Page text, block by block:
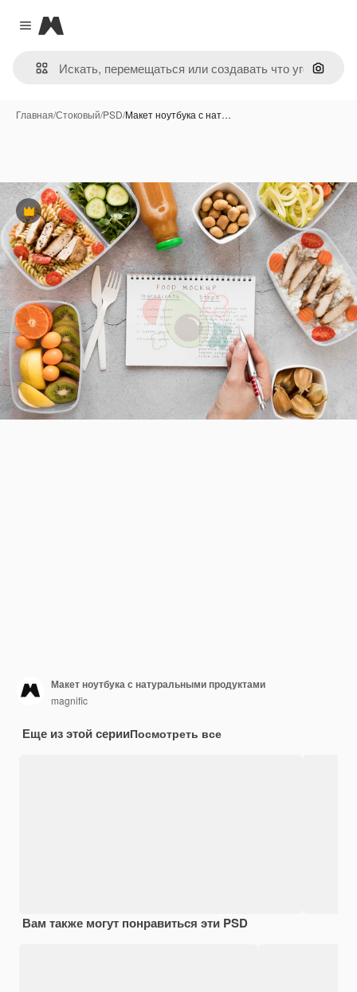
Close menu
Magnific
Поиск
Главная/Стоковый/PSD/Макет ноутбука с нат…
Премиум
Макет ноутбука с натуральными продуктами
magnific
Еще из этой серииПосмотреть все
Вам также могут понравиться эти PSD